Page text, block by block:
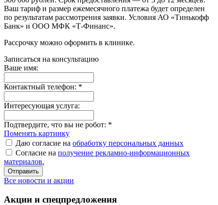
Ваш тариф и размер ежемесячного платежа будет определен
по результатам рассмотрения заявки. Условия АО «Тинькофф
Банк» и ООО МФК «Т-Финанс».
Рассрочку можно оформить в клинике.
Записаться на консультацию
Ваше имя:
Контактный телефон: *
Интересующая услуга:
Подтвердите, что вы не робот: *
Поменять картинку
Даю согласие на обработку персональных данных
Согласие на получение рекламно-информационных
материалов.
Отправить
Все новости и акции
Акции и спецпредложения